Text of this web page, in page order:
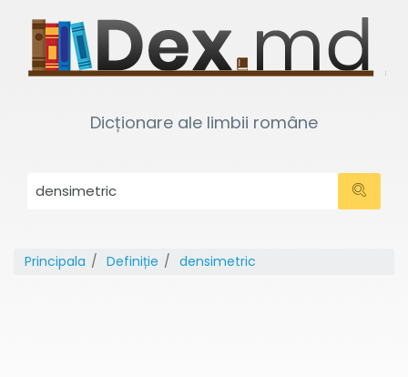
Dicționare ale limbii române
Principala Definiție densimetric